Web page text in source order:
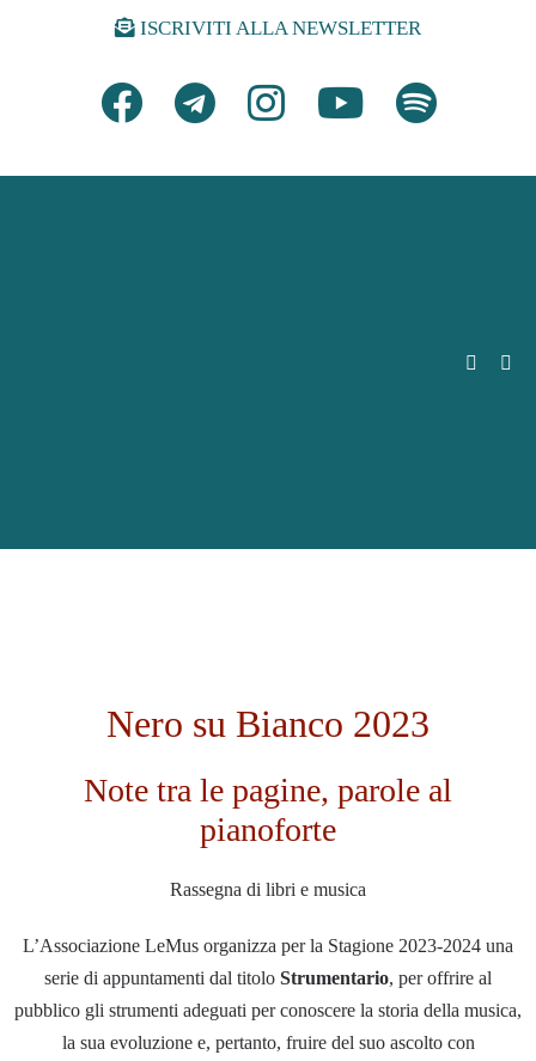
ISCRIVITI ALLA NEWSLETTER
Nero su Bianco 2023
Note tra le pagine, parole al
pianoforte
Rassegna di libri e musica
L’Associazione LeMus organizza per la Stagione 2023-2024 una
serie di appuntamenti dal titolo Strumentario, per offrire al
pubblico gli strumenti adeguati per conoscere la storia della musica,
la sua evoluzione e, pertanto, fruire del suo ascolto con